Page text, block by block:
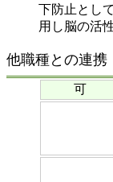
下防止とし
用し脳の活
他職種との連携
可